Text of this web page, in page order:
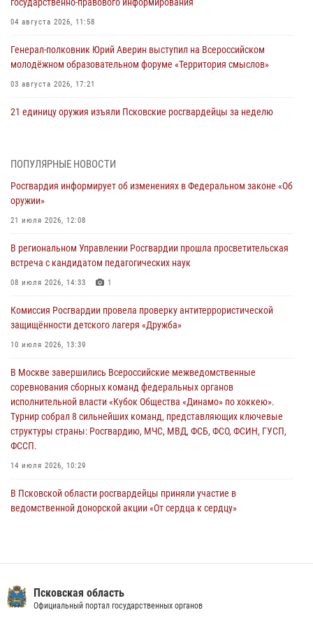
государственно-правового информирования
04 августа 2026, 11:58
Генерал-полковник Юрий Аверин выступил на Всероссийском
молодёжном образовательном форуме «Территория смыслов»
03 августа 2026, 17:21
21 единицу оружия изъяли Псковские росгвардейцы за неделю
Росгвардейцы принимают участие в обеспечении общественной
02 августа 2026, 13:28
За минувшие сутки Псковские росгвардейцы выезжали два раза на
31 июля 2026, 13:53
В Санкт-Петербурге прошел окружной этап ежегодного
сотрудников вневедомственной охраны Росгвардии, Псковские
Росгвардейцы одержали победу
30 июля 2026, 05:10
Псковская Росгвардия приглашает на службу в подразделениях
вневедомственной охраны
ПОПУЛЯРНЫЕ НОВОСТИ
Росгвардия информирует об изменениях в Федеральном законе «Об
оружии»
21 июля 2026, 12:08
В региональном Управлении Росгвардии прошла просветительская
встреча с кандидатом педагогических наук
08 июля 2026, 14:33 1
Комиссия Росгвардии провела проверку антитеррористической
защищённости детского лагеря «Дружба»
10 июля 2026, 13:39
В Москве завершились Всероссийские межведомственные
соревнования сборных команд федеральных органов
исполнительной власти «Кубок Общества «Динамо» по хоккею».
Турнир собрал 8 сильнейших команд, представляющих ключевые
структуры страны: Росгвардию, МЧС, МВД, ФСБ, ФСО, ФСИН, ГУСП,
ФССП.
14 июля 2026, 10:29
В Псковской области росгвардейцы приняли участие в
ведомственной донорской акции «От сердца к сердцу»
13 июля 2026, 05:29
Псковская область
Официальный портал государственных органов